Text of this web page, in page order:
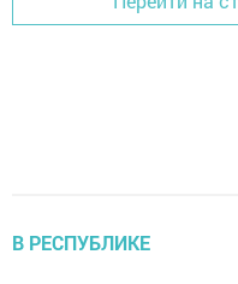
В РЕСПУБЛИКЕ